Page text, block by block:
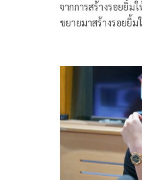
จากการสร้างรอยยิ้
ขยายมาสร้างรอยยิ้
ที่มีราคาสูง เพื่อคืน